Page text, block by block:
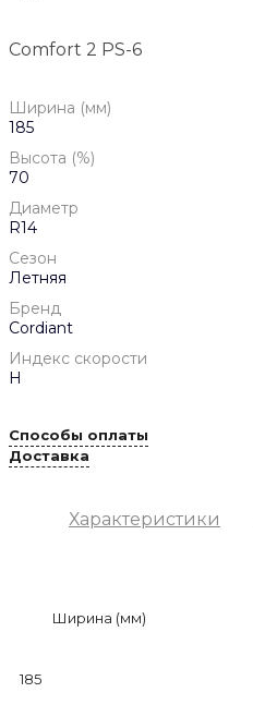
Comfort 2 PS-6
Ширина (мм)
185
Высота (%)
70
Диаметр
R14
Сезон
Летняя
Бренд
Cordiant
Индекс скорости
H
Способы оплаты
Доставка
Характеристики
Ширина (мм)
185